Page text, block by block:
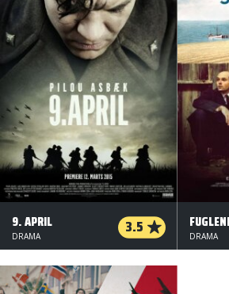
9. APRIL 3.5
DRAMA DRAMA